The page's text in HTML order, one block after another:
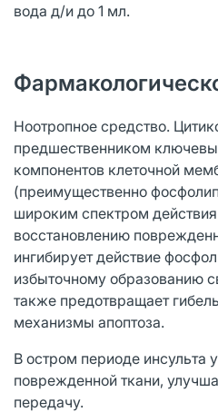
вода д/и до 1 мл.
Ноотропное средство.
предшественником
компонентов клеточной
(преимущественно
широким спектром
восстановлению
ингибирует действие
избыточному образованию
также предотвращает
механизмы апоптоза.
В остром периоде инсульта
поврежденной ткани,
передачу.